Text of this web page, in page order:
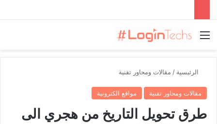
القائمة
الرئيسية / مقالات ومحاور تقنية
مقالات ومحاور تقنية مواقع الكترونية
طرق تحويل التاريخ من هجري الى